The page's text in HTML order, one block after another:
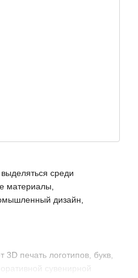
среди
материалы,
дизайн,
печать логотипов, букв,
сувенирной